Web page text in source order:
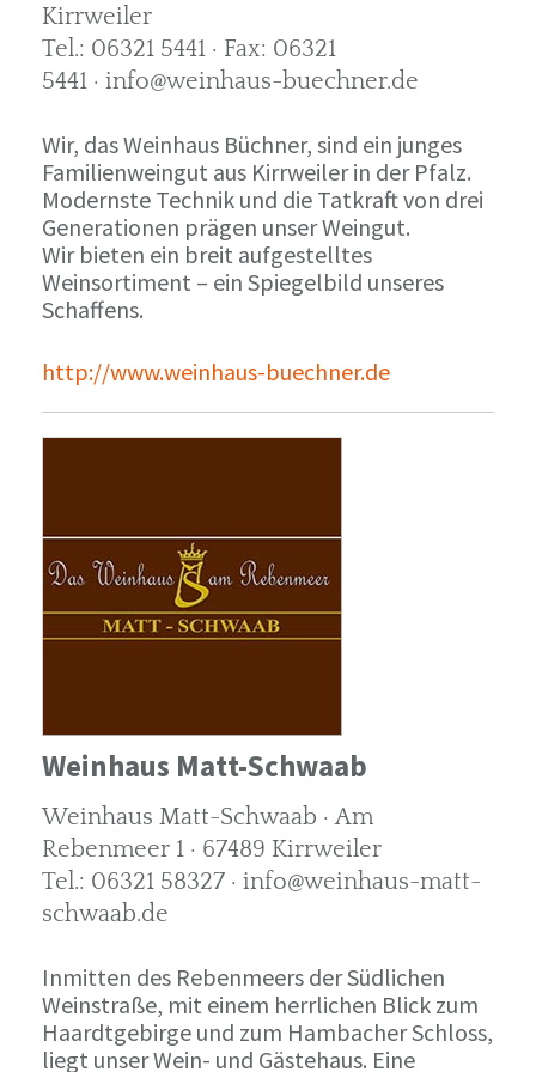
Kirrweiler
Tel.: 06321 5441 · Fax: 06321
5441 · info@weinhaus-buechner.de
Wir, das Weinhaus Büchner, sind ein junges
Familienweingut aus Kirrweiler in der Pfalz.
Modernste Technik und die Tatkraft von drei
Generationen prägen unser Weingut.
Wir bieten ein breit aufgestelltes
Weinsortiment – ein Spiegelbild unseres
Schaffens.
http://www.weinhaus-buechner.de
Weinhaus Matt-Schwaab
Weinhaus Matt-Schwaab · Am
Rebenmeer 1 · 67489 Kirrweiler
Tel.: 06321 58327 · info@weinhaus-matt-
schwaab.de
Inmitten des Rebenmeers der Südlichen
Weinstraße, mit einem herrlichen Blick zum
Haardtgebirge und zum Hambacher Schloss,
liegt unser Wein- und Gästehaus. Eine